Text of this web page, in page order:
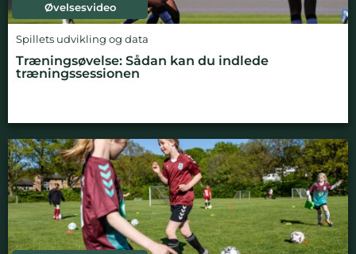
Øvelsesvideo
Spillets udvikling og data
Træningsøvelse: Sådan kan du indlede
træningssessionen